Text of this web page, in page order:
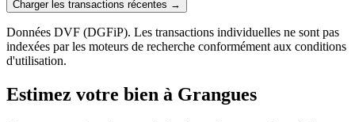
Charger les transactions récentes →
Données DVF (DGFiP). Les transactions individuelles ne sont pas
indexées par les moteurs de recherche conformément aux conditions
d'utilisation.
Estimez votre bien à Grangues